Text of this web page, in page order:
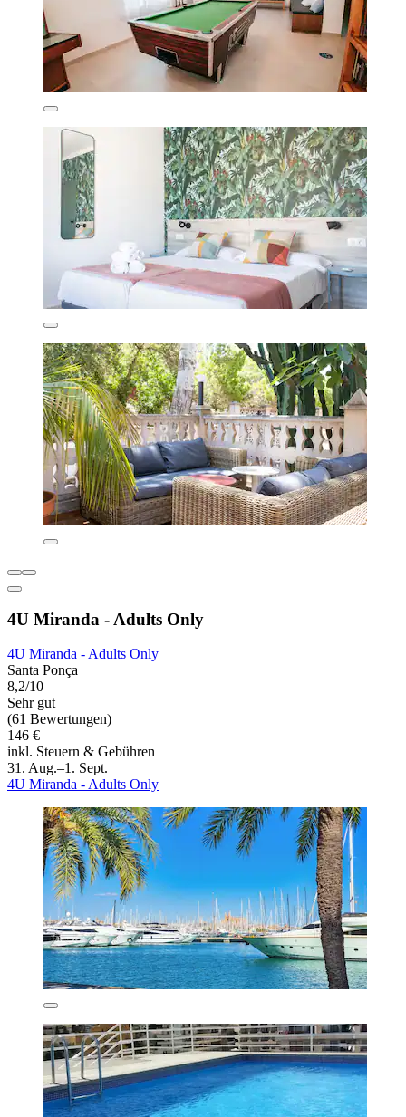
4U Miranda - Adults Only
4U Miranda - Adults Only
Santa Ponça
8,2/10
Sehr gut
(61 Bewertungen)
146 €
inkl. Steuern & Gebühren
31. Aug.–1. Sept.
4U Miranda - Adults Only